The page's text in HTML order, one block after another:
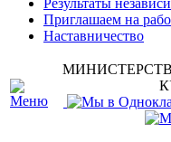
Приглашаем на
Наставничество